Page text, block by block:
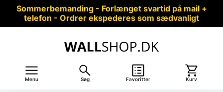
Sommerbemanding - Forlænget svartid på mail +
telefon - Ordrer ekspederes som sædvanligt
Menu Søg Favoritter Kurv